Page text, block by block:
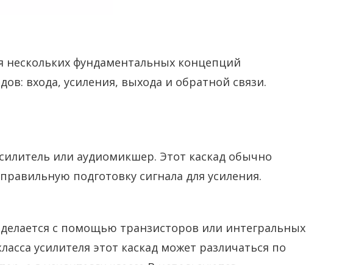
фундаментальных концепций
входа, усиления, выхода и обратной связи.
или аудиомикшер. Этот каскад обычно
подготовку сигнала для усиления.
с помощью транзисторов или интегральных
усилителя этот каскад может различаться по